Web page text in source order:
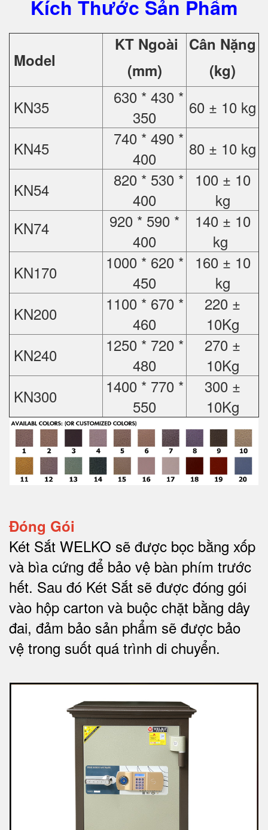
Kích Thước Sản Phẩm
Model
KT Ngoài
(mm)
Cân Nặng
(kg)
KN35
630 * 430 *
350
60 ± 10 kg
KN45
740 * 490 *
400
80 ± 10 kg
KN54
820 * 530 *
400
100 ± 10
kg
KN74
920 * 590 *
400
140 ± 10
kg
KN170
1000 * 620 *
450
160 ± 10
kg
KN200
1100 * 670 *
460
220 ±
10Kg
KN240
1250 * 720 *
480
270 ±
10Kg
KN300
1400 * 770 *
550
300 ±
10Kg
Đóng Gói
Két Sắt WELKO sẽ được bọc bằng xốp
và bìa cứng để bảo vệ bàn phím trước
hết. Sau đó Két Sắt sẽ được đóng gói
vào hộp carton và buộc chặt bằng dây
đai, đảm bảo sản phẩm sẽ được bảo
vệ trong suốt quá trình di chuyển.